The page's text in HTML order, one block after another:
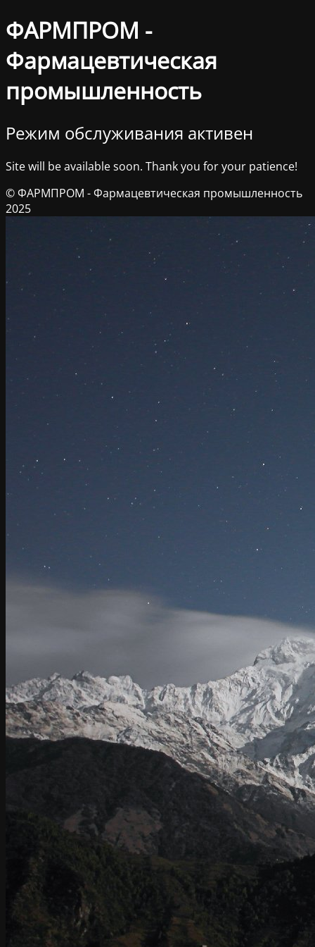
ФАРМПРОМ -
Фармацевтическая
промышленность
Режим обслуживания активен
Site will be available soon. Thank you for your patience!
© ФАРМПРОМ - Фармацевтическая промышленность
2025